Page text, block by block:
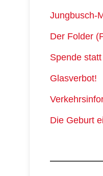
Jungbusch-
Der Folder
Spende
Glasverbot!
Die Geburt